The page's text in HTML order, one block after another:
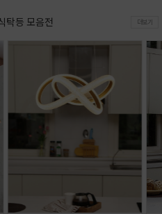
탁등 모음전 더보기